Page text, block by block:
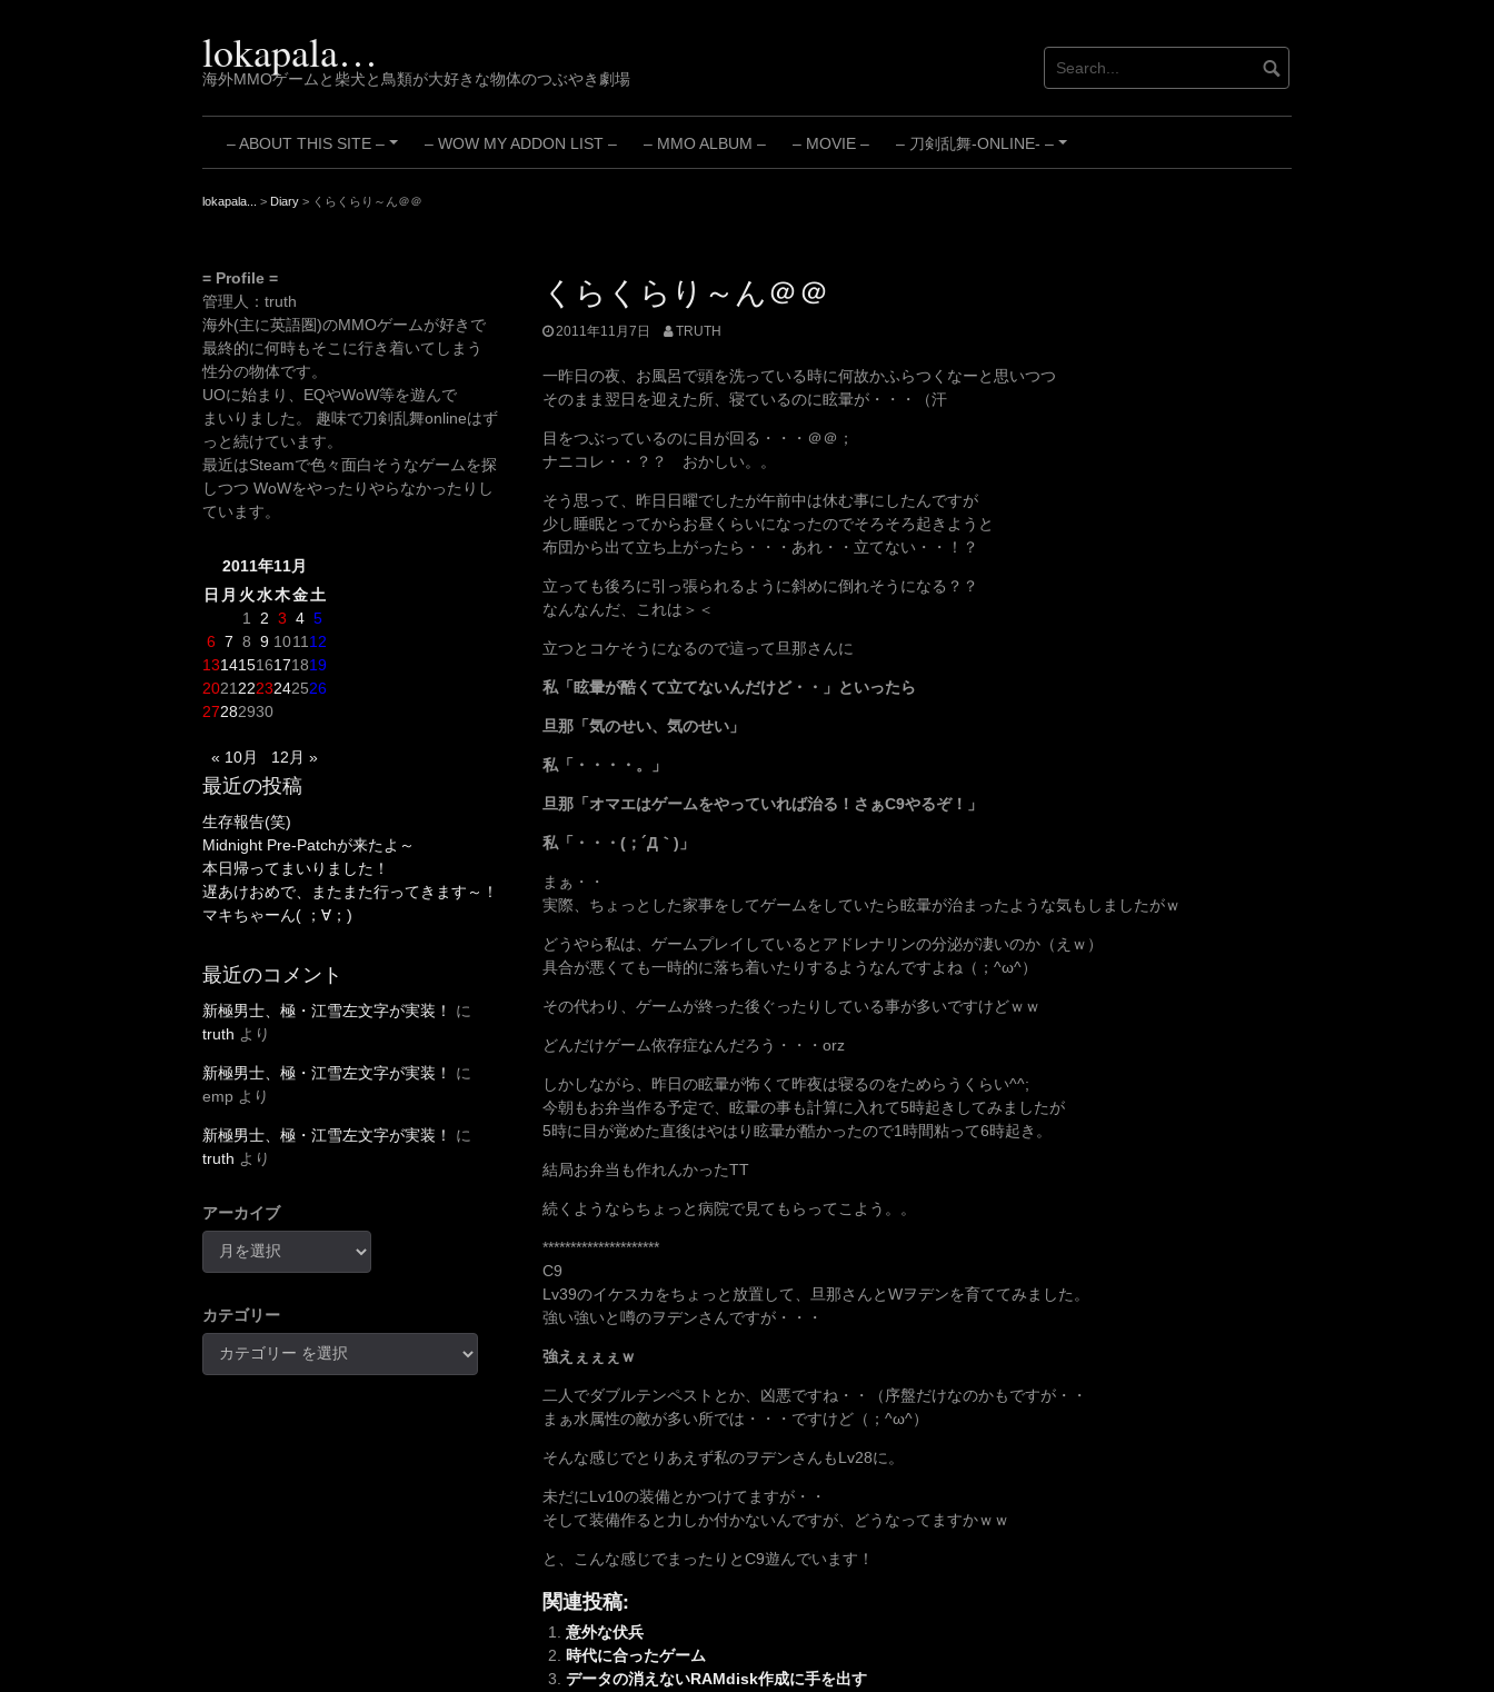
lokapala…
海外MMOゲームと柴犬と鳥類が大好きな物体のつぶやき劇場
+
– ABOUT THIS SITE – – WOW MY ADDON LIST – – MMO ALBUM – – MOVIE –
+
– 刀剣乱舞-ONLINE- –
lokapala... > Diary > くらくらり～ん＠＠
くらくらり～ん＠＠
2011年11月7日 TRUTH
一昨日の夜、お風呂で頭を洗っている時に何故かふらつくなーと思いつつ
そのまま翌日を迎えた所、寝ているのに眩暈が・・・（汗
目をつぶっているのに目が回る・・・＠＠；
ナニコレ・・？？ おかしい。。
そう思って、昨日日曜でしたが午前中は休む事にしたんですが
少し睡眠とってからお昼くらいになったのでそろそろ起きようと
布団から出て立ち上がったら・・・あれ・・立てない・・！？
立っても後ろに引っ張られるように斜めに倒れそうになる？？
なんなんだ、これは＞＜
立つとコケそうになるので這って旦那さんに
私「眩暈が酷くて立てないんだけど・・」といったら
旦那「気のせい、気のせい」
私「・・・・。」
旦那「オマエはゲームをやっていれば治る！さぁC9やるぞ！」
私「・・・(；´Д｀)」
まぁ・・
実際、ちょっとした家事をしてゲームをしていたら眩暈が治まったような気もしましたがｗ
どうやら私は、ゲームプレイしているとアドレナリンの分泌が凄いのか（えｗ）
具合が悪くても一時的に落ち着いたりするようなんですよね（；^ω^）
その代わり、ゲームが終った後ぐったりしている事が多いですけどｗｗ
どんだけゲーム依存症なんだろう・・・orz
しかしながら、昨日の眩暈が怖くて昨夜は寝るのをためらうくらい^^;
今朝もお弁当作る予定で、眩暈の事も計算に入れて5時起きしてみましたが
5時に目が覚めた直後はやはり眩暈が酷かったので1時間粘って6時起き。
結局お弁当も作れんかったTT
続くようならちょっと病院で見てもらってこよう。。
*********************
C9
Lv39のイケスカをちょっと放置して、旦那さんとWヲデンを育ててみました。
強い強いと噂のヲデンさんですが・・・
強えぇぇぇｗ
二人でダブルテンペストとか、凶悪ですね・・（序盤だけなのかもですが・・
まぁ水属性の敵が多い所では・・・ですけど（；^ω^）
そんな感じでとりあえず私のヲデンさんもLv28に。
未だにLv10の装備とかつけてますが・・
そして装備作ると力しか付かないんですが、どうなってますかｗｗ
と、こんな感じでまったりとC9遊んでいます！
関連投稿:
意外な伏兵
時代に合ったゲーム
データの消えないRAMdisk作成に手を出す
= Profile =
管理人：truth
海外(主に英語圏)のMMOゲームが好きで
最終的に何時もそこに行き着いてしまう
性分の物体です。
UOに始まり、EQやWoW等を遊んで
まいりました。 趣味で刀剣乱舞onlineはず
っと続けています。
最近はSteamで色々面白そうなゲームを探
しつつ WoWをやったりやらなかったりし
ています。
2011年11月
日 月 火水木金土
1
2 3 4 5
6 7 8 9 1011 12
13141516171819
2021 2223242526
27282930
« 10月 12月 »
最近の投稿
生存報告(笑)
Midnight Pre-Patchが来たよ～
本日帰ってまいりました！
遅あけおめで、またまた行ってきます～！
マキちゃーん( ；∀；)
最近のコメント
新極男士、極・江雪左文字が実装！
に
truth より
新極男士、極・江雪左文字が実装！
に
emp より
新極男士、極・江雪左文字が実装！
に
truth より
アーカイブ
カテゴリー